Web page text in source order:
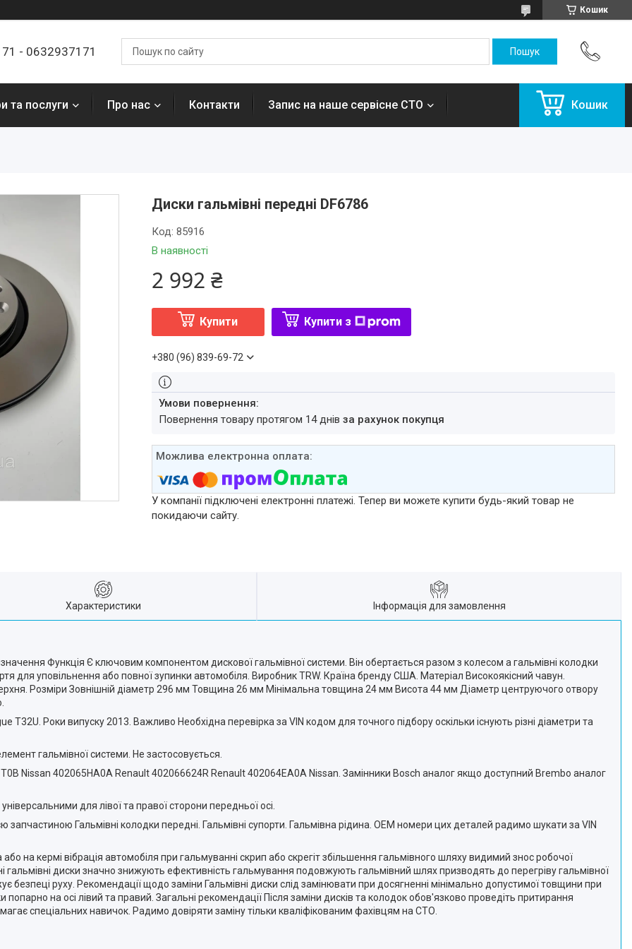
Кошик
- 0632937171
та послуги Про нас Контакти Запис на наше сервісне СТО Кошик
Диски гальмівні передні DF6786
В наявності
Код: 85916
2 992 ₴
Купити Купити з
+380 (96) 839-69-72
повернення товару протягом 14 днів за рахунок покупця
У компанії підключені електронні платежі. Тепер ви можете купити будь-який товар не
покидаючи сайту.
Характеристики Інформація для замовлення
Функція Є ключовим компонентом дискової гальмівної системи. Він обертається разом з колесом а гальмівні колодки
для уповільнення або повної зупинки автомобіля. Виробник TRW. Країна бренду США. Матеріал Високоякісний чавун.
Розміри Зовнішній діаметр 296 мм Товщина 26 мм Мінімальна товщина 24 мм Висота 44 мм Діаметр центруючого отвору
T32U. Роки випуску 2013. Важливо Необхідна перевірка за VIN кодом для точного підбору оскільки існують різні діаметри та
гальмівної системи. Не застосовується.
Nissan 402065HA0A Renault 402066624R Renault 402064EA0A Nissan. Замінники Bosch аналог якщо доступний Brembo аналог
для лівої та правої сторони передньої осі.
запчастиною Гальмівні колодки передні. Гальмівні супорти. Гальмівна рідина. ОЕМ номери цих деталей радимо шукати за VIN
на кермі вібрація автомобіля при гальмуванні скрип або скрегіт збільшення гальмівного шляху видимий знос робочої
гальмівні диски значно знижують ефективність гальмування подовжують гальмівний шлях призводять до перегріву гальмівної
руху. Рекомендації щодо заміни Гальмівні диски слід замінювати при досягненні мінімально допустимої товщини при
на осі лівий та правий. Загальні рекомендації Після заміни дисків та колодок обов'язково проведіть притирання
спеціальних навичок. Радимо довіряти заміну тільки кваліфікованим фахівцям на СТО.